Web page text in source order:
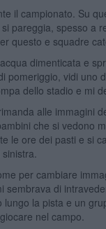
il campionato. Su
pareggia, spesso a
questo e squadre
dimenticata e
pomeriggio, vidi uno
dello stadio e mi
alle immagini
che si vedono
le ore dei pasti e si
per cambiare
sembrava di
lungo la pista e un
nel campo.